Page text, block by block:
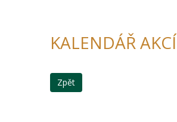
KALENDÁŘ AKCÍ
Zpět